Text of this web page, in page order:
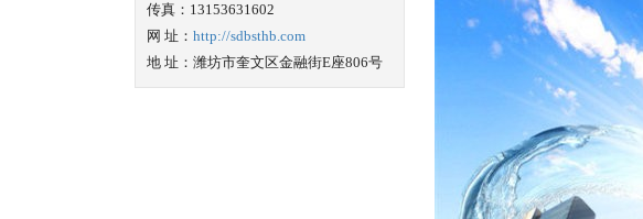
传真：13153631602
网 址： http://sdbsthb.com
地 址：潍坊市奎文区金融街E座806号